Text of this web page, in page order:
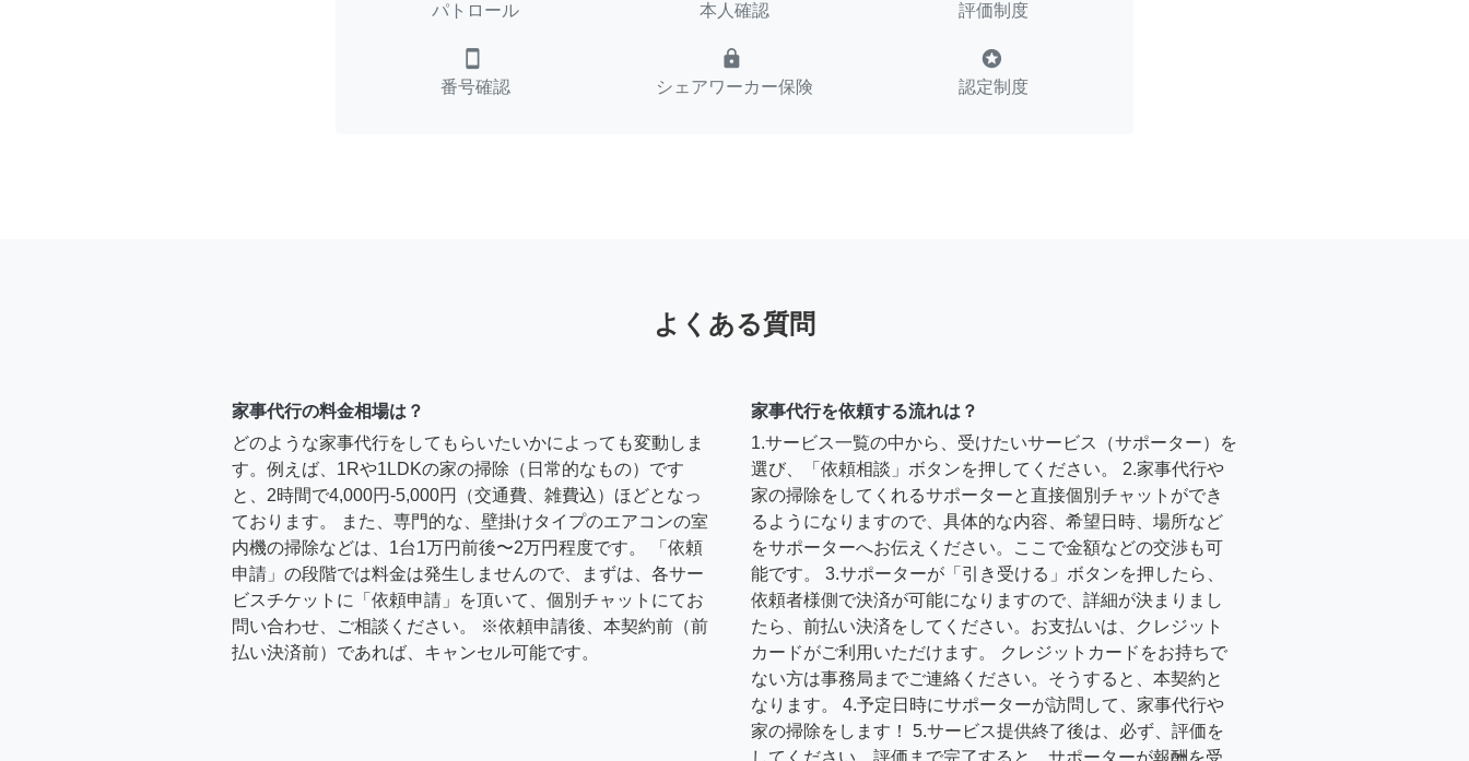
パトロール 本人確認 評価制度
smartphone
番号確認
lock
シェアワーカー保険
stars
認定制度
よくある質問
家事代行の料金相場は？
どのような家事代行をしてもらいたいかによっても変動しま
す。例えば、1Rや1LDKの家の掃除（日常的なもの）です
と、2時間で4,000円-5,000円（交通費、雑費込）ほどとなっ
ております。 また、専門的な、壁掛けタイプのエアコンの室
内機の掃除などは、1台1万円前後〜2万円程度です。 「依頼
申請」の段階では料金は発生しませんので、まずは、各サー
ビスチケットに「依頼申請」を頂いて、個別チャットにてお
問い合わせ、ご相談ください。 ※依頼申請後、本契約前（前
払い決済前）であれば、キャンセル可能です。
家事代行を依頼する流れは？
1.サービス一覧の中から、受けたいサービス（サポーター）を
選び、「依頼相談」ボタンを押してください。 2.家事代行や
家の掃除をしてくれるサポーターと直接個別チャットができ
るようになりますので、具体的な内容、希望日時、場所など
をサポーターへお伝えください。ここで金額などの交渉も可
能です。 3.サポーターが「引き受ける」ボタンを押したら、
依頼者様側で決済が可能になりますので、詳細が決まりまし
たら、前払い決済をしてください。お支払いは、クレジット
カードがご利用いただけます。 クレジットカードをお持ちで
ない方は事務局までご連絡ください。そうすると、本契約と
なります。 4.予定日時にサポーターが訪問して、家事代行や
家の掃除をします！ 5.サービス提供終了後は、必ず、評価を